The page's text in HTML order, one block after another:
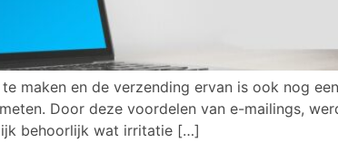
maken en de verzending ervan is ook nog
Door deze voordelen van e-mailings,
behoorlijk wat irritatie […]